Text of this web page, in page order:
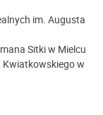
im. Augusta
Sitki w Mielcu
Kwiatkowskiego w